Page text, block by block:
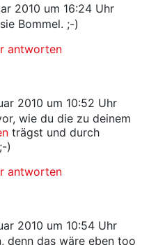
2010 um 16:24 Uhr
Bommel. ;-)
antworten
2010 um 10:52 Uhr
wie du die zu deinem
trägst und durch
)
antworten
2010 um 10:54 Uhr
denn das wäre eben too